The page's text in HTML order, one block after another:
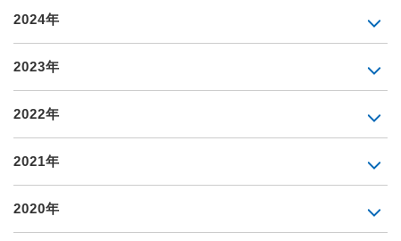
2024年
2023年
2022年
2021年
2020年